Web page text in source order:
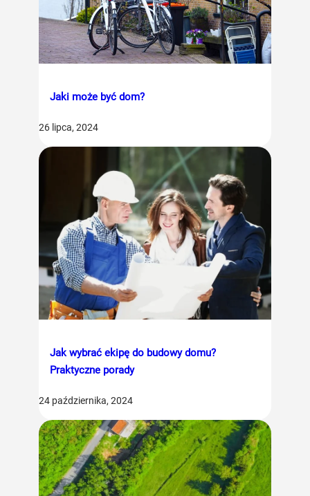
Jaki może być dom?
26 lipca, 2024
Jak wybrać ekipę do budowy domu?
Praktyczne porady
24 października, 2024